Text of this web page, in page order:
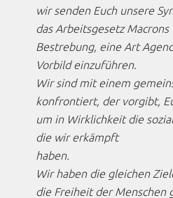
wir senden Euch unsere
das Arbeitsgesetz
Bestrebung, eine Art
Vorbild einzuführen.
Wir sind mit einem
konfrontiert, der vorgibt,
um in Wirklichkeit die
die wir erkämpft
haben.
Wir haben die gleichen
die Freiheit der Menschen